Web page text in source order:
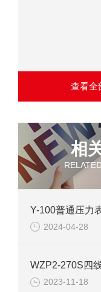
查看全
相
2024-04-28
2023-11-18